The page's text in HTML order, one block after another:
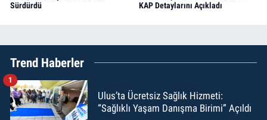
Sürdürdü
KAP Detaylarını Açıkladı
Trend Haberler
Ulus’ta Ücretsiz Sağlık Hizmeti:
“Sağlıklı Yaşam Danışma Birimi” Açıldı
1